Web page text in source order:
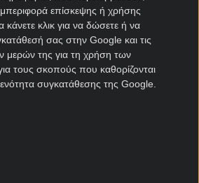
επίσκεψης ή χρήσης
κλικ για να δώσετε ή να
σας στην Google και τις
μερών της για τη χρήση των
τους σκοπούς που καθορίζονται
συγκατάθεσης της Google.